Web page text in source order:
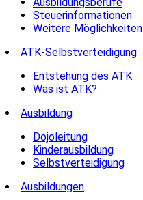
Steuerinformationen
Weitere Möglichkeiten
ATK-Selbstverteidigung
Entstehung des ATK
Was ist ATK?
Ausbildung
Dojoleitung
Kinderausbildung
Selbstverteidigung
Ausbildungen